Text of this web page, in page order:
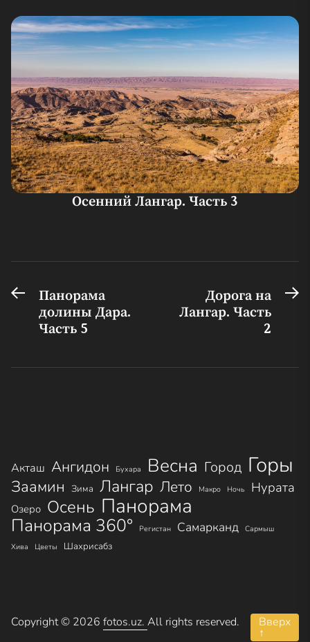
Осенний Лангар. Часть 3
Навигация
записям
Предыдущая
запись:
Панорама
долины Дара.
Часть 5
Дорога на
Лангар. Часть
2
Акташ Ангидон Бухара Весна Город Горы
Заамин Зима Лангар Лето Макро Ночь Нурата
Озеро Осень Панорама
Панорама 360° Регистан Самарканд Сармыш
Хива
Цветы Шахрисабз
Copyright © 2026 fotos.uz. All rights reserved. Вверх
↑